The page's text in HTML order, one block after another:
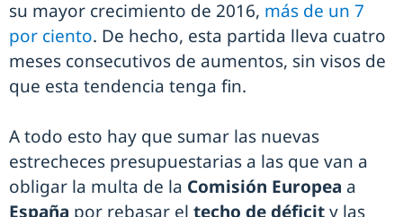
su mayor crecimiento de 2016, más de un 7
por ciento. De hecho, esta partida lleva cuatro
meses consecutivos de aumentos, sin visos de
que esta tendencia tenga fin.
A todo esto hay que sumar las nuevas
estrecheces presupuestarias a las que van a
obligar la multa de la Comisión Europea a
España por rebasar el techo de déficity las